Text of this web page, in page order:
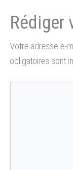
Votre adresse e-
obligatoires sont